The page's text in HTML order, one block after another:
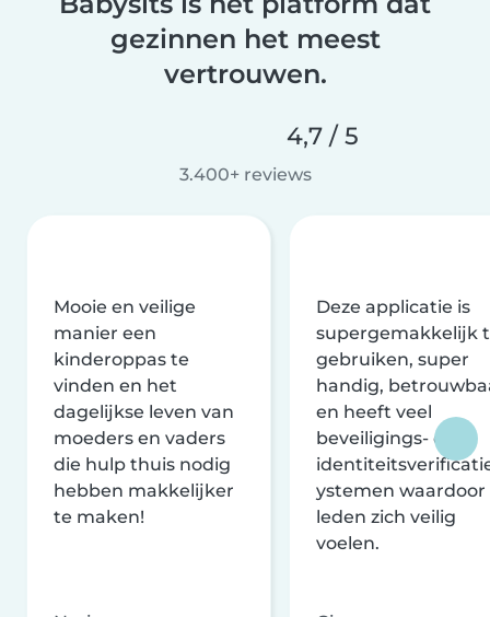
gezinnen het meest
vertrouwen.
4,7 / 5
3.400+ reviews
Mooie en veilige
manier een
kinderoppas te
vinden en het
dagelijkse leven van
moeders en vaders
die hulp thuis nodig
hebben makkelijker
te maken!
Deze applicatie is
supergemakkelijk
gebruiken, super
handig,
en heeft veel
beveiligings- en
ystemen waardoor
leden zich veilig
voelen.